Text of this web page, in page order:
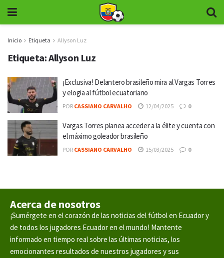
Inicio Etiqueta Allyson Luz
Etiqueta:Allyson Luz
¡Exclusiva! Delantero brasileño mira al Vargas Torres
y elogia al fútbol ecuatoriano
POR CASSIANO CARVALHO 12/04/2025 0
Vargas Torres planea acceder a la élite y cuenta con
el máximo goleador brasileño
POR CASSIANO CARVALHO 15/03/2025 0
Acerca de nosotros
¡Sumérgete en el corazón de las noticias del fútbol en Ecuador y
de todos los jugadores Ecuador en el mundo! Mantente
informado en tiempo real sobre las últimas noticias, los
emocionantes resultados de nuestros jugadores y sus